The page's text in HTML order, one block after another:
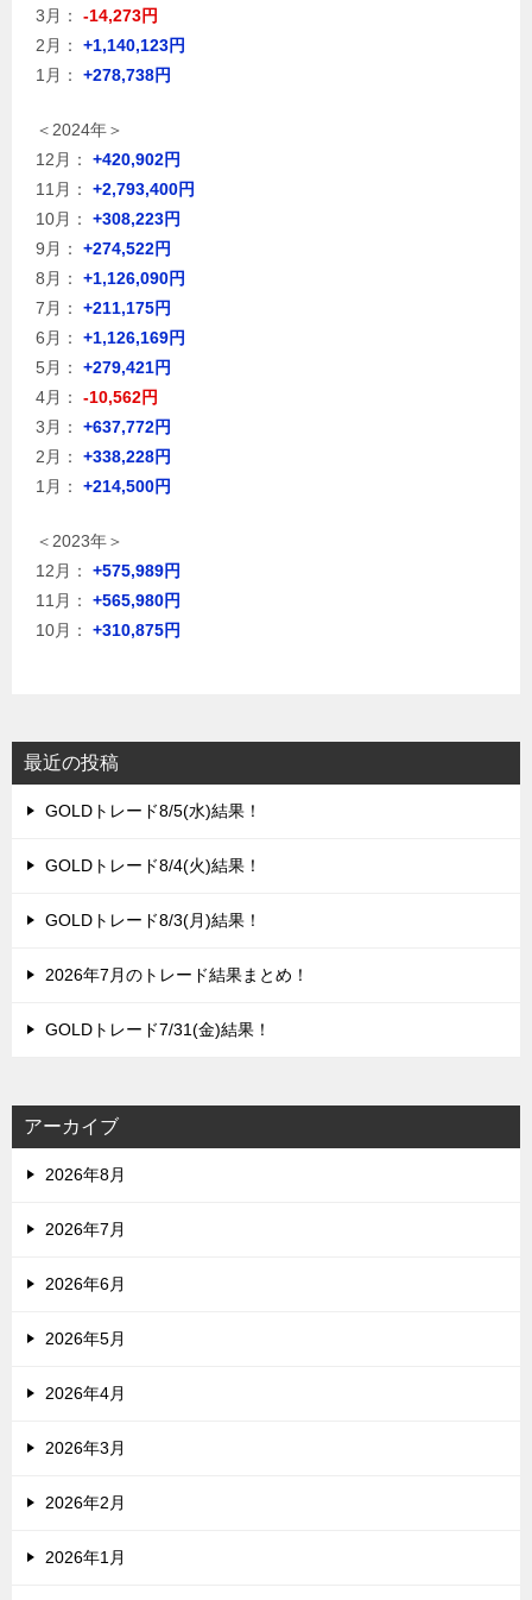
3月：
-14,273円
2月：
+1,140,123円
1月：
+278,738円
＜2024年＞
12月：
+420,902円
11月：
+2,793,400円
10月：
+308,223円
9月：
+274,522円
8月：
+1,126,090円
7月：
+211,175円
6月：
+1,126,169円
5月：
+279,421円
4月：
-10,562円
3月：
+637,772円
2月：
+338,228円
1月：
+214,500円
＜2023年＞
12月：
+575,989円
11月：
+565,980円
10月：
+310,875円
最近の投稿
GOLDトレード8/5(水)結果！
GOLDトレード8/4(火)結果！
GOLDトレード8/3(月)結果！
2026年7月のトレード結果まとめ！
GOLDトレード7/31(金)結果！
アーカイブ
2026年8月
2026年7月
2026年6月
2026年5月
2026年4月
2026年3月
2026年2月
2026年1月